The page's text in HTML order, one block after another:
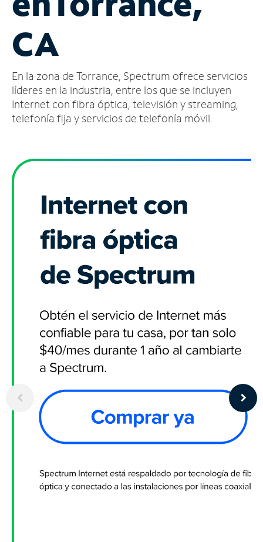
cuenta
Encuentra
tienda
CA
En la zona de Torrance, Spectrum ofrece servicios
líderes en la industria, entre los que se incluyen
Internet con fibra óptica, televisión y streaming,
telefonía fija y servicios de telefonía móvil.